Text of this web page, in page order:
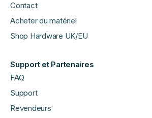
Contact
Acheter du matériel
Shop Hardware UK/EU
Support et Partenaires
FAQ
Support
Revendeurs